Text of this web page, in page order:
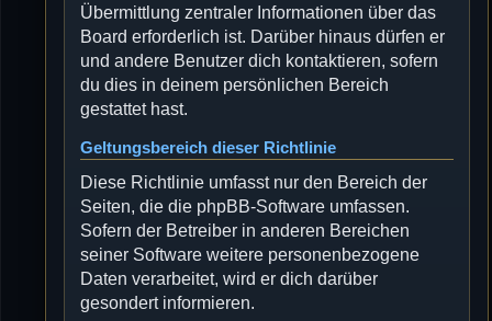
Übermittlung zentraler Informationen über das
Board erforderlich ist. Darüber hinaus dürfen er
und andere Benutzer dich kontaktieren, sofern
du dies in deinem persönlichen Bereich
gestattet hast.
Geltungsbereich dieser Richtlinie
Diese Richtlinie umfasst nur den Bereich der
Seiten, die die phpBB-Software umfassen.
Sofern der Betreiber in anderen Bereichen
seiner Software weitere personenbezogene
Daten verarbeitet, wird er dich darüber
gesondert informieren.